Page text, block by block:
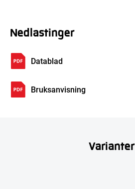
Nedlastinger
Datablad
Bruksanvisning
Varianter